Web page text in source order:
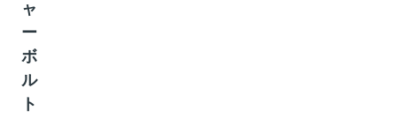
ャ
ー
ボ
ル
ト